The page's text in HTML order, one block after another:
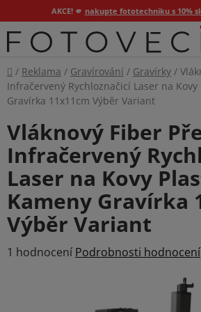
AKCE! 🫵 nakupte fototechniku s 10%
Přejít
na
Domů
/ Reklama / Gravírování / Gravírky /
Infračervený Rychloznačicí Laser na Kovy
Gravírka 11x11cm Výběr Variant
Vláknový Fiber
Infračervený
Laser na Kovy
Kameny Gravírka
Výběr Variant
Průměrné
1 hodnocení Podrobnosti hodnocení